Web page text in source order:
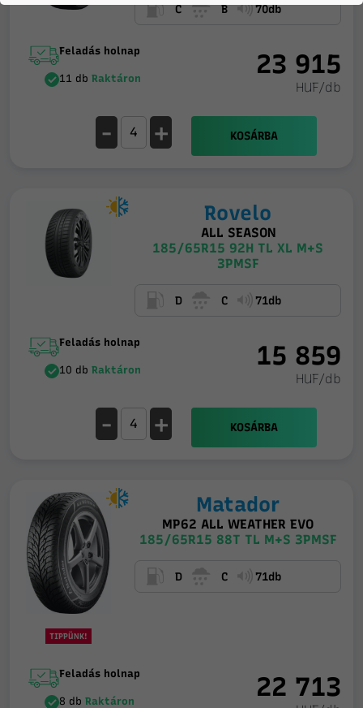
C B 70db
Feladás holnap
11 dbRaktáron 23 915
HUF/db
- + KOSÁRBA
Rovelo
ALL SEASON
185/65R15 92H TL XL M+S
3PMSF
D C 71db
Feladás holnap
10 dbRaktáron 15 859
HUF/db
- + KOSÁRBA
TIPPÜNK!
Matador
MP62 ALL WEATHER EVO
185/65R15 88T TL M+S 3PMSF
D C 71db
Feladás holnap
8 dbRaktáron 22 713